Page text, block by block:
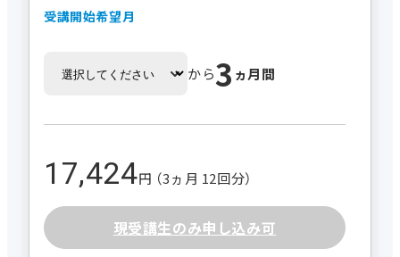
受講開始希望月
から3 ヵ月間
17,424円 （3ヵ月 12回分）
現受講生のみ申し込み可